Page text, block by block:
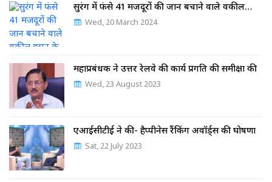
सुरंग में फंसे 41 मजदूरों की जान बचाने वाले वकील…
Wed, 20 March 2024
महाप्रबंधक ने उत्तर रेलवे की कार्य प्रगति की समीक्षा की
Wed, 23 August 2023
एआईसीटीई ने की- हैप्पीनेस रैंकिंग अवॉर्ड्स की घोषणा
Sat, 22 July 2023